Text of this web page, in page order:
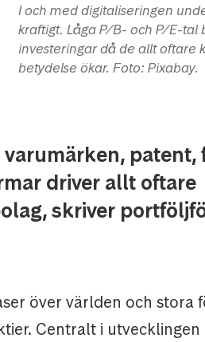
I och med digitaliseringen
kraftigt. Låga P/B- och P/E-
investeringar då de allt oftare
betydelse ökar. Foto: Pixabay.
patent,
driver allt oftare
skriver
över världen och stora
Centralt i